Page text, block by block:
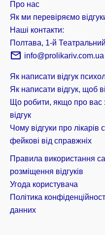
Про нас
Як ми перевіряємо
Наші контакти:
Полтава, 1-й
info@prolikariv.com.ua
Як написати відгук
Як написати відгук, щоб
Що робити, якщо про
відгук
Чому відгуки про лікарів
фейкові від справжніх
Правила використання
розміщення відгуків
Угода користувача
Політика
данних